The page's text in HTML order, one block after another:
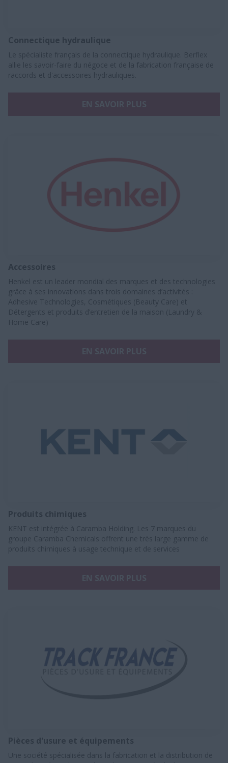
Connectique hydraulique
Le spécialiste français de la connectique hydraulique. Berflex
allie les savoir-faire du négoce et de la fabrication française de
raccords et d'accessoires hydrauliques.
Accessoires
Henkel est un leader mondial des marques et des technologies
grâce à ses innovations dans trois domaines d’activités :
Adhesive Technologies, Cosmétiques (Beauty Care) et
Détergents et produits d’entretien de la maison (Laundry &
Home Care)
Produits chimiques
KENT est intégrée à Caramba Holding. Les 7 marques du
groupe Caramba Chemicals offrent une très large gamme de
produits chimiques à usage technique et de services
Pièces d'usure et équipements
Une société spécialisée dans la fabrication et la distribution de